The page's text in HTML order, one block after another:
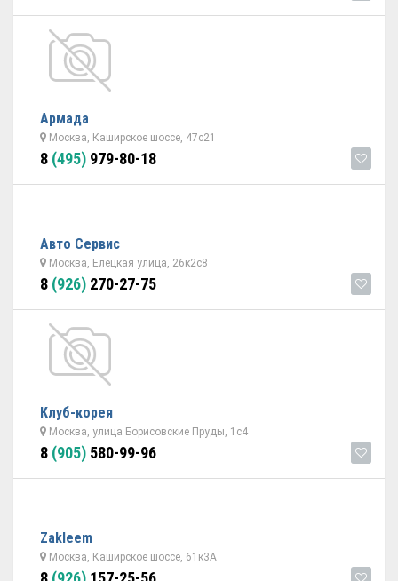
Армада
Москва, Каширское шоссе, 47с21
8 (495) 979-80-18
Авто Сервис
Москва, Елецкая улица, 26к2с8
8 (926) 270-27-75
Клуб-корея
Москва, улица Борисовские Пруды, 1с4
8 (905) 580-99-96
Zakleem
Москва, Каширское шоссе, 61к3А